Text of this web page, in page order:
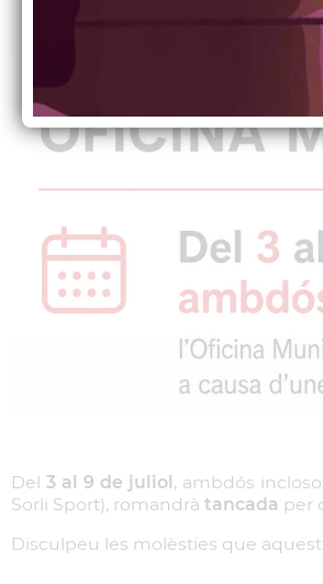
Del3 al 9 de juliol, ambdós
Sorli Sport), romandrà tancada per
Disculpeu les molèsties que